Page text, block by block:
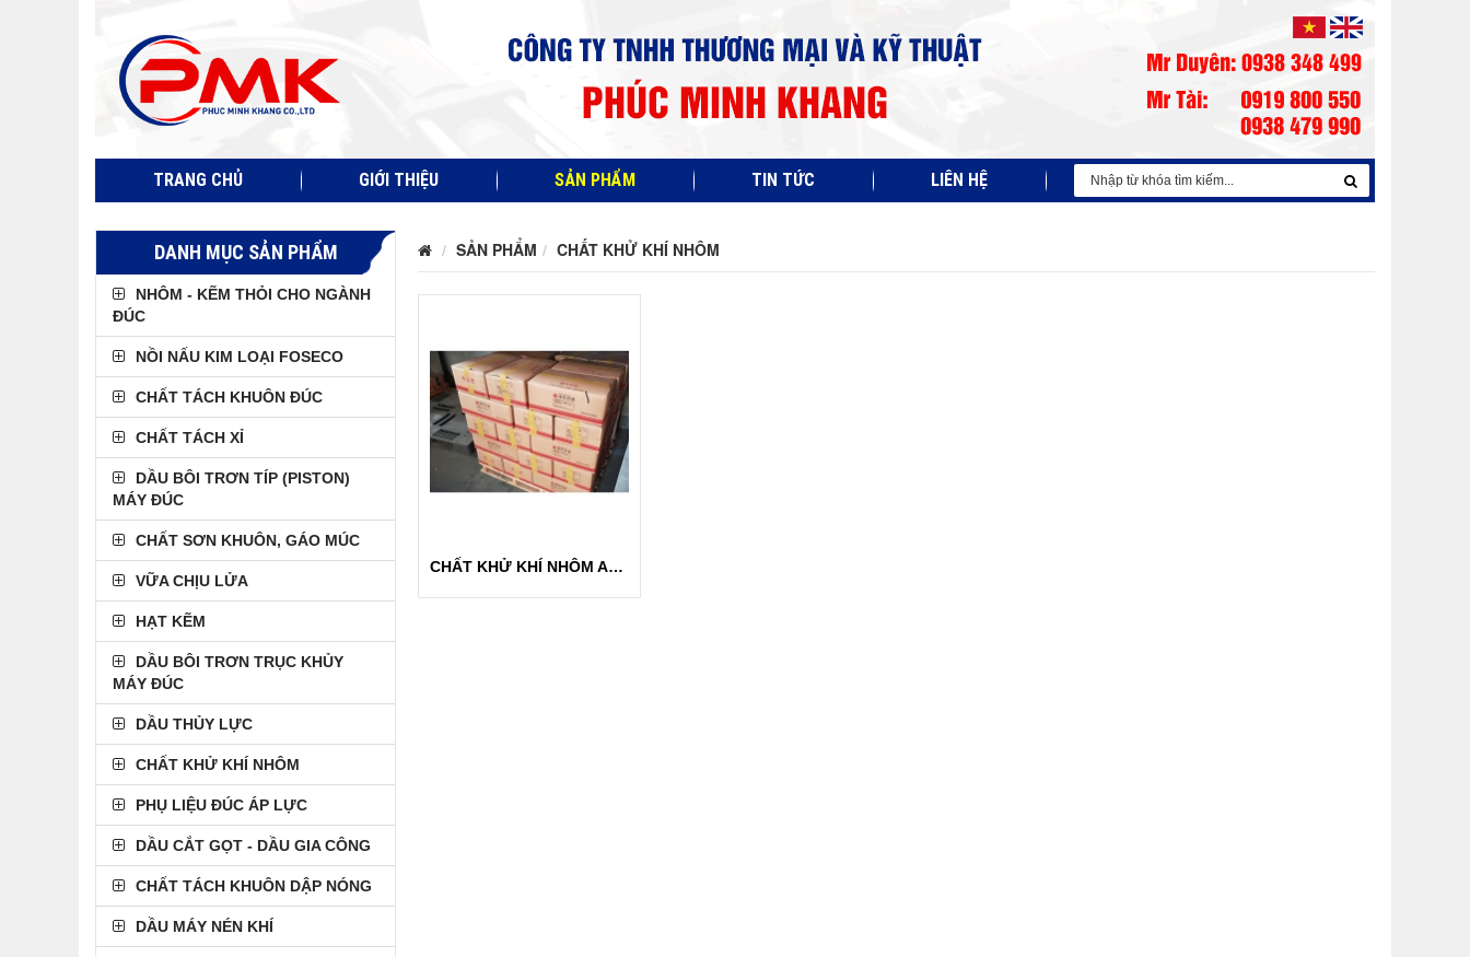
TRANG CHỦ GIỚI THIỆU SẢN PHẨM TIN TỨC LIÊN HỆ NỒI NẤU KIM LOẠI FOSECO
DANH MỤC SẢN PHẨM
NHÔM - KẼM THỎI CHO NGÀNH
ĐÚC
NỒI NẤU KIM LOẠI FOSECO
CHẤT TÁCH KHUÔN ĐÚC
CHẤT TÁCH XỈ
DẦU BÔI TRƠN TÍP (PISTON)
MÁY ĐÚC
CHẤT SƠN KHUÔN, GÁO MÚC
VỮA CHỊU LỬA
HẠT KẼM
DẦU BÔI TRƠN TRỤC KHỦY
MÁY ĐÚC
DẦU THỦY LỰC
CHẤT KHỬ KHÍ NHÔM
PHỤ LIỆU ĐÚC ÁP LỰC
DẦU CẮT GỌT - DẦU GIA CÔNG
CHẤT TÁCH KHUÔN DẬP NÓNG
DẦU MÁY NÉN KHÍ
SẢN PHẨM CHẤT KHỬ KHÍ NHÔM
CHẤT KHỬ KHÍ NHÔM ALUGAS 279-01 - DAEHO